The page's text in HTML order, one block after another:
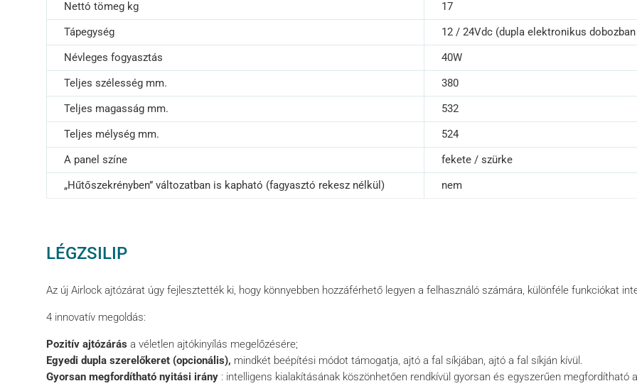
Nettó tömeg kg
17
Tápegység
12 / 24Vdc (dupla elektronikus
Névleges fogyasztás
40W
Teljes szélesség mm.
380
Teljes magasság mm.
532
Teljes mélység mm.
524
A panel színe
fekete / szürke
„Hűtőszekrényben” változatban is kapható (fagyasztó rekesz nélkül)
nem
LÉGZSILIP
Az új Airlock ajtózárat úgy fejlesztették ki, hogy könnyebben hozzáférhető legyen a felhasználó számára, különféle funkciókat
4 innovatív megoldás:
Pozitív ajtózárás a véletlen ajtókinyílás megelőzésére;
Egyedi dupla szerelőkeret (opcionális), mindkét beépítési módot támogatja, ajtó a fal síkjában, ajtó a fal síkján kívül.
Gyorsan megfordítható nyitási irány : intelligens kialakításának köszönhetően rendkívül gyorsan és egyszerűen megfordítható